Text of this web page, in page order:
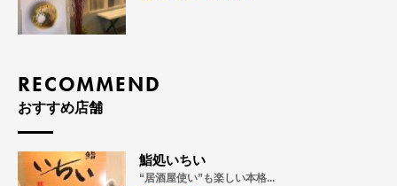
RECOMMEND
おすすめ店舗
鮨処いちい
“居酒屋使い”も楽しい本格...